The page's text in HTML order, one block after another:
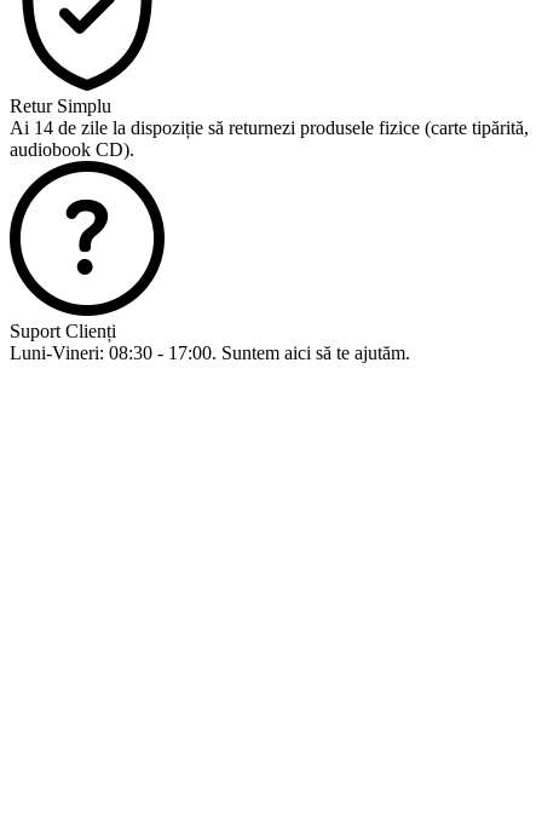
Retur Simplu
Ai 14 de zile la dispoziție să returnezi produsele fizice (carte tipărită,
audiobook CD).
Suport Clienți
Luni-Vineri: 08:30 - 17:00. Suntem aici să te ajutăm.